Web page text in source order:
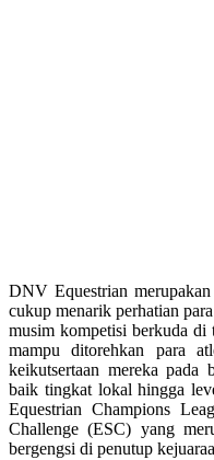
DNV Equestrian
cukup menarik perhatian
musim kompetisi berkuda di
mampu ditorehkan para
keikutsertaan mereka pada
baik tingkat lokal hingga
Equestrian Champions
Challenge (ESC) yang
bergengsi di penutup